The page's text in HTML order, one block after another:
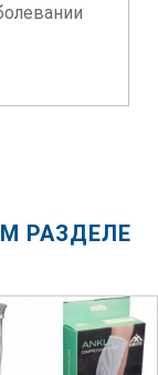
РАЗДЕЛЕ